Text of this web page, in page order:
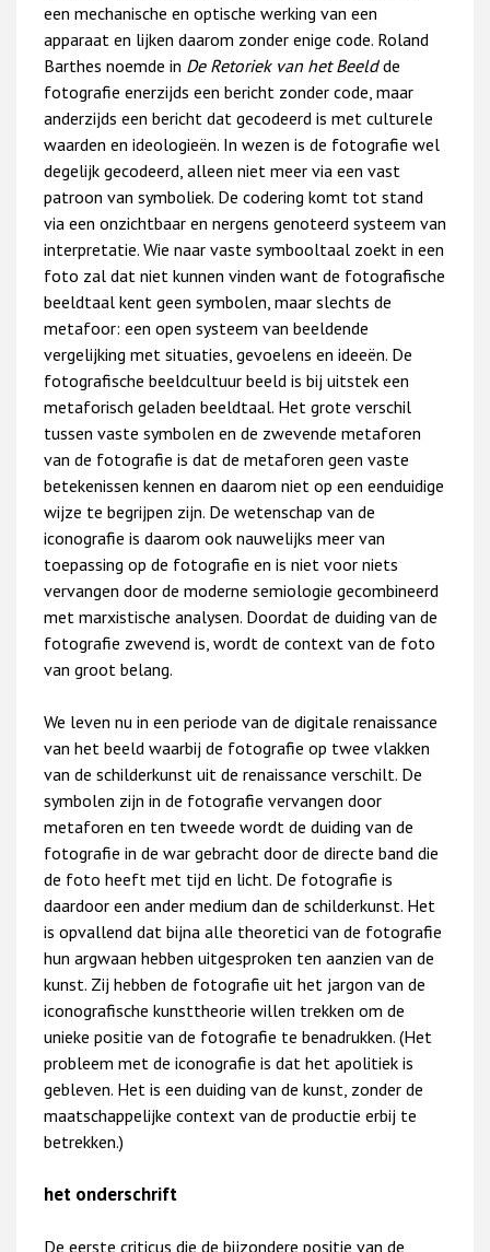
een mechanische en optische werking van een
apparaat en lijken daarom zonder enige code. Roland
Barthes noemde in De Retoriek van het Beeldde
fotografie enerzijds een bericht zonder code, maar
anderzijds een bericht dat gecodeerd is met culturele
waarden en ideologieën. In wezen is de fotografie wel
degelijk gecodeerd, alleen niet meer via een vast
patroon van symboliek. De codering komt tot stand
via een onzichtbaar en nergens genoteerd systeem van
interpretatie. Wie naar vaste symbooltaal zoekt in een
foto zal dat niet kunnen vinden want de fotografische
beeldtaal kent geen symbolen, maar slechts de
metafoor: een open systeem van beeldende
vergelijking met situaties, gevoelens en ideeën. De
fotografische beeldcultuur beeld is bij uitstek een
metaforisch geladen beeldtaal. Het grote verschil
tussen vaste symbolen en de zwevende metaforen
van de fotografie is dat de metaforen geen vaste
betekenissen kennen en daarom niet op een eenduidige
wijze te begrijpen zijn. De wetenschap van de
iconografie is daarom ook nauwelijks meer van
toepassing op de fotografie en is niet voor niets
vervangen door de moderne semiologie gecombineerd
met marxistische analysen. Doordat de duiding van de
fotografie zwevend is, wordt de context van de foto
van groot belang.
We leven nu in een periode van de digitale renaissance
van het beeld waarbij de fotografie op twee vlakken
van de schilderkunst uit de renaissance verschilt. De
symbolen zijn in de fotografie vervangen door
metaforen en ten tweede wordt de duiding van de
fotografie in de war gebracht door de directe band die
de foto heeft met tijd en licht. De fotografie is
daardoor een ander medium dan de schilderkunst. Het
is opvallend dat bijna alle theoretici van de fotografie
hun argwaan hebben uitgesproken ten aanzien van de
kunst. Zij hebben de fotografie uit het jargon van de
iconografische kunsttheorie willen trekken om de
unieke positie van de fotografie te benadrukken. (Het
probleem met de iconografie is dat het apolitiek is
gebleven. Het is een duiding van de kunst, zonder de
maatschappelijke context van de productie erbij te
betrekken.)
het onderschrift
De eerste criticus die de bijzondere positie van de